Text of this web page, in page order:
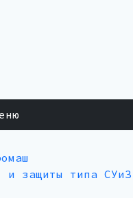
и защиты типа СУиЗ